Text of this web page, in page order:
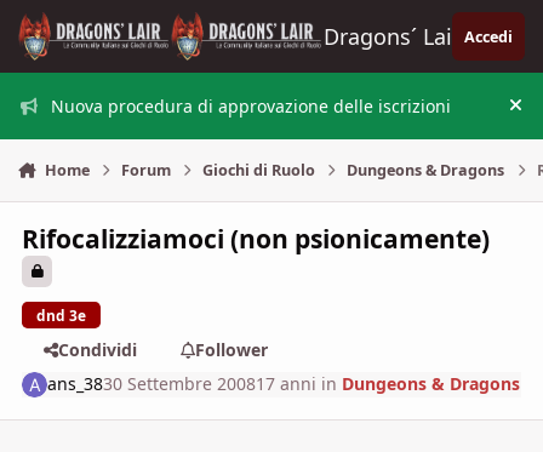
Vai al contenuto
Dragons´ Lair Accedi
Nuova procedura di approvazione delle iscrizioni
Home Forum Giochi di Ruolo Dungeons & Dragons
Rifocalizziamoci (non psionicamente)
dnd 3e
Condividi
Follower
ans_3830 Settembre 200817 anni in Dungeons & Dragons